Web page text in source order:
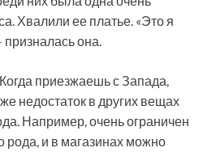
Хвалили ее платье. «Это я
призналась она.
Когда приезжаешь с Запада,
недостаток в других вещах
Например, очень ограничен
рода, и в магазинах можно